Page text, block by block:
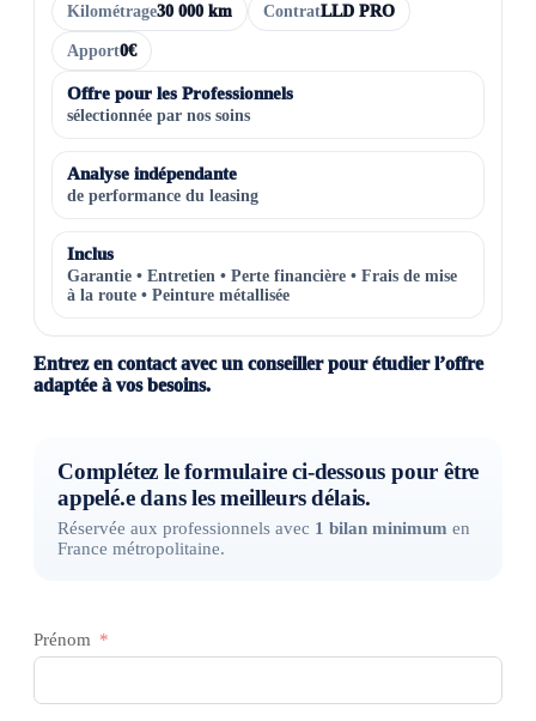
Kilométrage30 000 km ContratLLD PRO
Apport0€
Offre pour les Professionnels
sélectionnée par nos soins
Analyse indépendante
de performance du leasing
Inclus
Garantie • Entretien • Perte financière • Frais de mise
à la route • Peinture métallisée
Entrez en contact avec un conseiller pour étudier l’offre
adaptée à vos besoins.
Complétez le formulaire ci-dessous pour être
appelé.e dans les meilleurs délais.
Réservée aux professionnels avec 1 bilan minimum en
France métropolitaine.
Prénom